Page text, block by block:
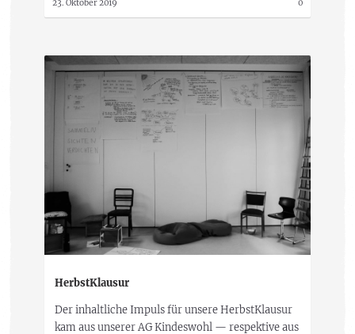
23. Oktober 2019 0
HerbstKlausur
Der inhaltliche Impuls für unsere HerbstKlausur
kam aus unserer AG Kindeswohl — respektive aus